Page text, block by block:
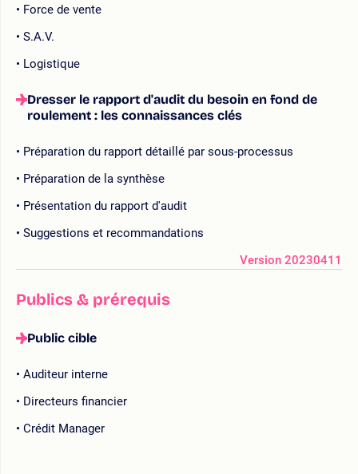
Force de vente
S.A.V.
Logistique
Dresser le rapport d'audit du besoin en fond de
roulement : les connaissances clés
Préparation du rapport détaillé par sous-processus
Préparation de la synthèse
Présentation du rapport d'audit
Suggestions et recommandations
Version 20230411
Publics & prérequis
Public cible
Auditeur interne
Directeurs financier
Crédit Manager